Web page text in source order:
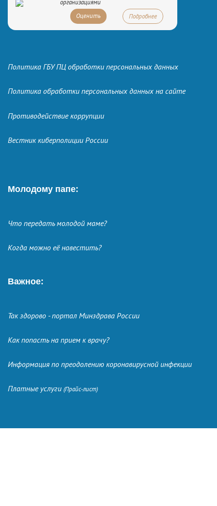
организациями
Оценить
Подробнее
Политика ГБУ ПЦ обработки персональных данных
Политика обработки персональных данных на сайте
Противодействие коррупции
Вестник киберполиции России
Молодому папе:
Что передать молодой маме?
Когда можно её навестить?
Важное:
Так здорово - портал Минздрава России
Как попасть на прием к врачу?
Информация по преодолению коронавирусной инфекции
Платные услуги (Прайс-лист)